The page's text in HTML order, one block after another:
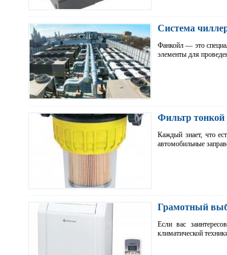
Система
Фанкойл — это
элементы для
Фильтр тонкой
Каждый знает, что
автомобильные
Грамотный
Если вас
климатической